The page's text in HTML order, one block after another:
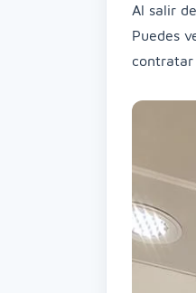
Al salir
Puedes
contratar